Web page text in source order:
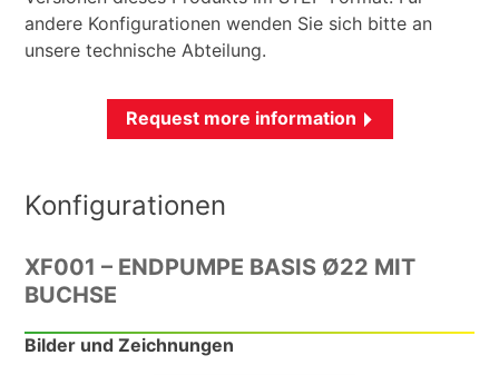
andere Konfigurationen wenden Sie sich bitte an
unsere technische Abteilung.
Request more information
Konfigurationen
XF001 – ENDPUMPE BASIS Ø22 MIT
BUCHSE
Bilder und Zeichnungen